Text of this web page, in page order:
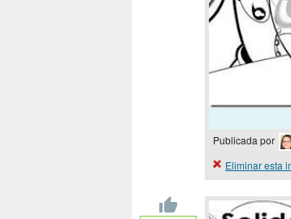
Publicada por
Eliminar esta